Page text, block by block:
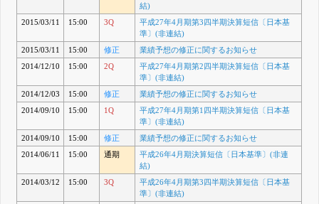
結)
2015/03/11
15:00 3Q
平成27年4月期第3四半期決算短信〔日本基
準〕(非連結)
2015/03/11
15:00 修正
業績予想の修正に関するお知らせ
2014/12/10
15:00 2Q
平成27年4月期第2四半期決算短信〔日本基
準〕(非連結)
2014/12/03
15:00 修正
業績予想の修正に関するお知らせ
2014/09/10
15:00 1Q
平成27年4月期第1四半期決算短信〔日本基
準〕(非連結)
2014/09/10
15:00 修正
業績予想の修正に関するお知らせ
2014/06/11
15:00 通期
平成26年4月期決算短信〔日本基準〕(非連
結)
2014/03/12
15:00 3Q
平成26年4月期第3四半期決算短信〔日本基
準〕(非連結)